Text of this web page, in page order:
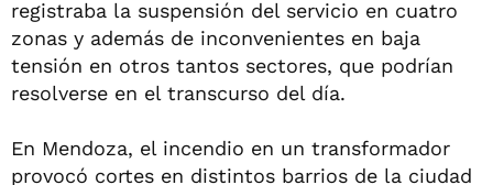
registraba la suspensión del servicio en cuatro
zonas y además de inconvenientes en baja
tensión en otros tantos sectores, que podrían
resolverse en el transcurso del día.
En Mendoza, el incendio en un transformador
provocó cortes en distintos barrios de la ciudad